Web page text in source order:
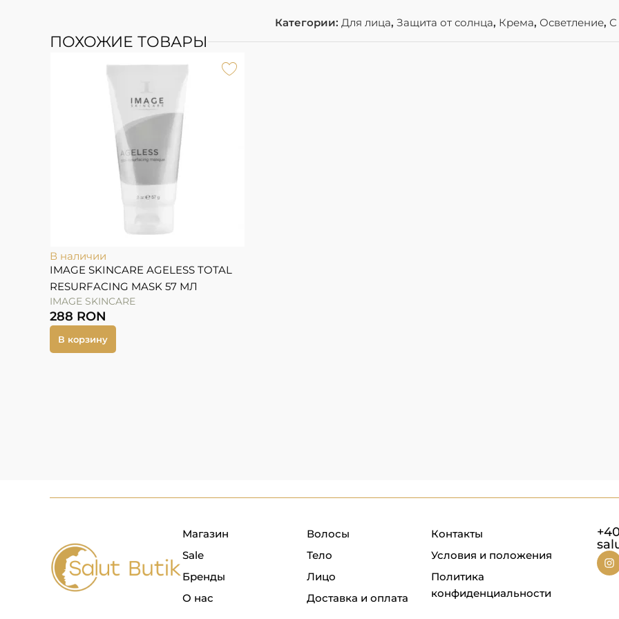
Категории: Для лица, Защита от солнца, Крема, Осветление, С
ПОХОЖИЕ ТОВАРЫ
В наличии
IMAGE SKINCARE AGELESS TOTAL
RESURFACING MASK 57 МЛ
IMAGE SKINCARE
288 RON
В корзину
Магазин
Sale
Бренды
О нас
Волосы
Тело
Лицо
Доставка и оплата
Контакты
Условия и положения
Политика
конфиденциальности